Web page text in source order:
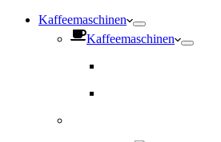
Kaffeemaschinen
Kaffeemaschinen